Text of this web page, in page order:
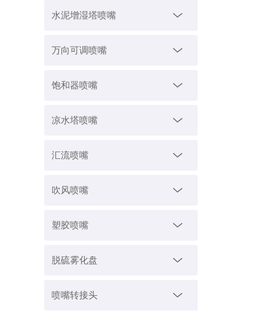
水泥增湿塔喷嘴
万向可调喷嘴
饱和器喷嘴
凉水塔喷嘴
汇流喷嘴
吹风喷嘴
塑胶喷嘴
脱硫雾化盘
喷嘴转接头